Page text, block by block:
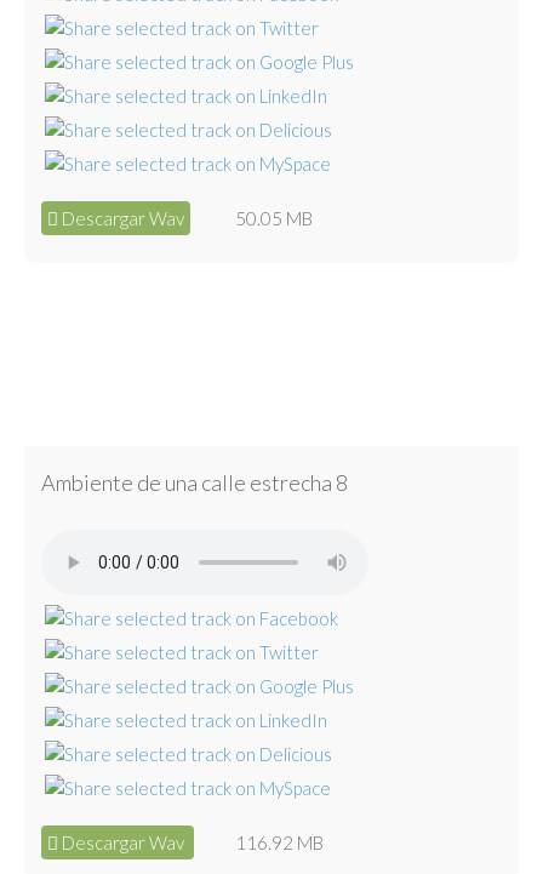
Descargar Wav 50.05 MB
Ambiente de una calle estrecha 8
Descargar Wav 116.92 MB